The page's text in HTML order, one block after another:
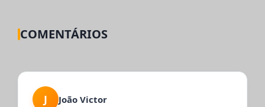
COMENTÁRIOS
J João Victor